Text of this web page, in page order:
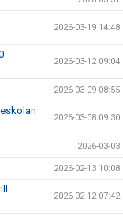
2026-03-19 14:48
2026-03-12 09:04
2026-03-09 08:55
2026-03-08 09:30
2026-03-03
2026-02-13 10:08
2026-02-12 07:42